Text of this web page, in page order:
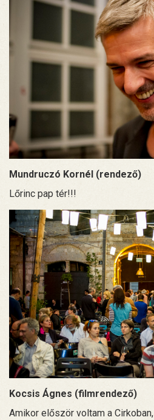
Mundruczó Kornél (rendező)
Lőrinc pap tér!!!
Kocsis Ágnes (filmrendező)
Amikor először voltam a